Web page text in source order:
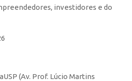
investidores e do
(Av. Prof. Lúcio Martins